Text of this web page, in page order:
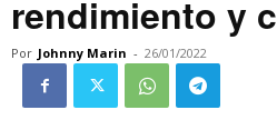
rendimiento y
Por Johnny Marin - 26/01/2022